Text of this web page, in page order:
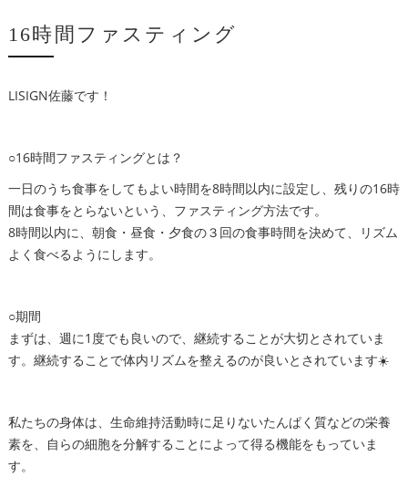
16時間ファスティング
LISIGN佐藤です！
○16時間ファスティングとは？
一日のうち食事をしてもよい時間を8時間以内に設定し、残りの16時
間は食事をとらないという、ファスティング方法です。
8時間以内に、朝食・昼食・夕食の３回の食事時間を決めて、リズム
よく食べるようにします。
○期間
まずは、週に1度でも良いので、継続することが大切とされていま
す。継続することで体内リズムを整えるのが良いとされています☀️
私たちの身体は、生命維持活動時に足りないたんぱく質などの栄養
素を、自らの細胞を分解することによって得る機能をもっていま
す。